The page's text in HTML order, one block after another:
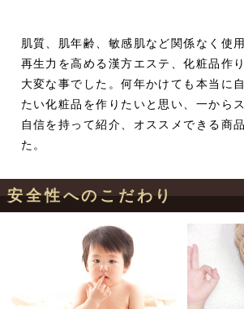
肌質、肌年齢、敏感肌など関係なく使
再生力を高める漢方エステ、化粧品作
大変な事でした。何年かけても本当に
たい化粧品を作りたいと思い、一から
自信を持って紹介、オススメできる商
た。
安全性へのこだわり